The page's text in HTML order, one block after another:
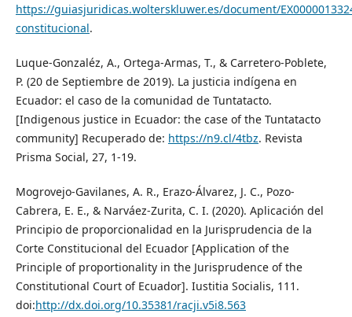
https://guiasjuridicas.wolterskluwer.es/document/
constitucional.
Luque-Gonzaléz, A., Ortega-Armas, T., & Carretero-Poblete,
P. (20 de Septiembre de 2019). La justicia indígena en
Ecuador: el caso de la comunidad de Tuntatacto.
[Indigenous justice in Ecuador: the case of the Tuntatacto
community] Recuperado de: https://n9.cl/4tbz. Revista
Prisma Social, 27, 1-19.
Mogrovejo-Gavilanes, A. R., Erazo-Álvarez, J. C., Pozo-
Cabrera, E. E., & Narváez-Zurita, C. I. (2020). Aplicación del
Principio de proporcionalidad en la Jurisprudencia de la
Corte Constitucional del Ecuador [Application of the
Principle of proportionality in the Jurisprudence of the
Constitutional Court of Ecuador]. Iustitia Socialis, 111.
doi:http://dx.doi.org/10.35381/racji.v5i8.563